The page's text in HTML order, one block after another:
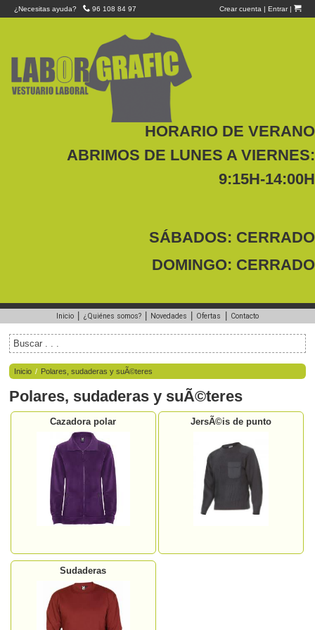
¿Necesitas ayuda? 96 108 84 97 Crear cuenta | Entrar|
HORARIO DE VERANO
ABRIMOS DE LUNES A VIERNES:
9:15H-14:00H
SÁBADOS: CERRADO
DOMINGO: CERRADO
Inicio ¿Quiénes somos? Novedades Ofertas Contacto
Inicio / Polares, sudaderas y suÃ©teres
Polares, sudaderas y suÃ©teres
Cazadora polar JersÃ©is de punto
Sudaderas